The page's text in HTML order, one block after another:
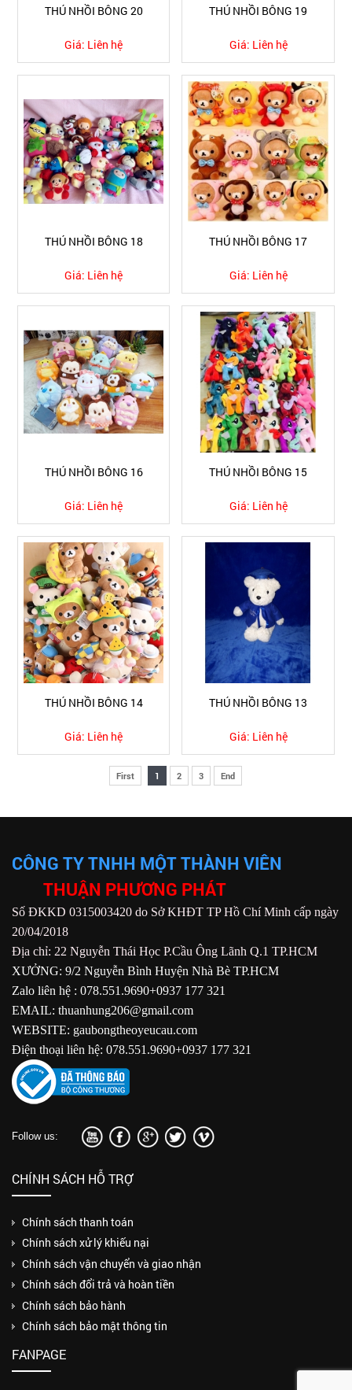
THÚ NHỒI BÔNG 20
Giá: Liên hệ
THÚ NHỒI BÔNG 19
Giá: Liên hệ
THÚ NHỒI BÔNG 18
Giá: Liên hệ
THÚ NHỒI BÔNG 17
Giá: Liên hệ
THÚ NHỒI BÔNG 16
Giá: Liên hệ
THÚ NHỒI BÔNG 15
Giá: Liên hệ
THÚ NHỒI BÔNG 14
Giá: Liên hệ
THÚ NHỒI BÔNG 13
Giá: Liên hệ
First 1 2 3 End
CÔNG TY TNHH MỘT THÀNH VIÊN
THUẬN PHƯƠNG PHÁT
Số ĐKKD 0315003420 do Sở KHĐT TP Hồ Chí Minh cấp ngày
20/04/2018
Địa chỉ: 22 Nguyễn Thái Học P.Cầu Ông Lãnh Q.1 TP.HCM
XƯỞNG: 9/2 Nguyễn Bình Huyện Nhà Bè TP.HCM
Zalo liên hệ : 078.551.9690+0937 177 321
EMAIL: thuanhung206@gmail.com
WEBSITE: gaubongtheoyeucau.com
Điện thoại liên hệ: 078.551.9690+0937 177 321
Follow us:
CHÍNH SÁCH HỖ TRỢ
Chính sách thanh toán
Chính sách xử lý khiếu nại
Chính sách vận chuyển và giao nhận
Chính sách đổi trả và hoàn tiền
Chính sách bảo hành
Chính sách bảo mật thông tin
FANPAGE